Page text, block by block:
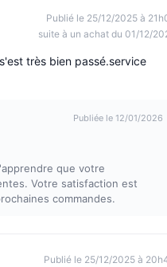
Publié le 25/12/2025 à
suite à un achat du 01/12/
très bien passé.service
Publiée le 12/01/2026
que votre
Votre satisfaction est
commandes.
Publié le 25/12/2025 à